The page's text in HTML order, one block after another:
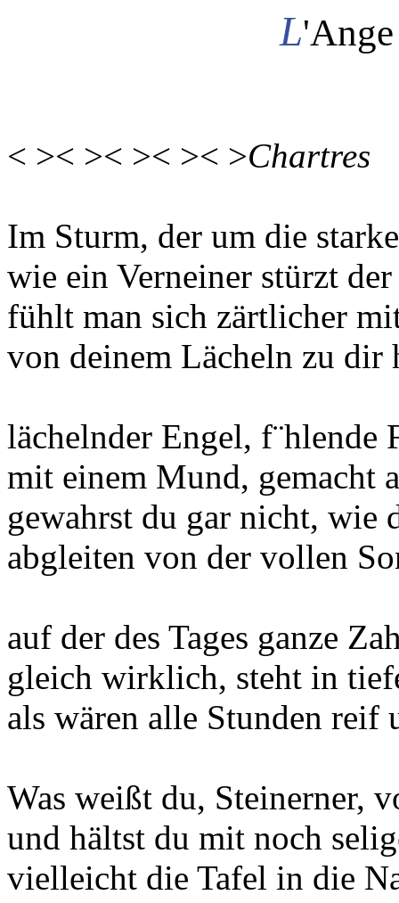
L
< >< >< >< >< >Chartres
Im Sturm, der um die
wie ein Verneiner stürzt
fühlt man sich zärtlicher
von deinem Lächeln zu dir
lächelnder Engel, f¨hlende
mit einem Mund, gemacht
gewahrst du gar nicht, wie
abgleiten von der vollen
auf der des Tages ganze
gleich wirklich, steht in
als wären alle Stunden reif
Was weißt du, Steinerner,
und hältst du mit noch
vielleicht die Tafel in die